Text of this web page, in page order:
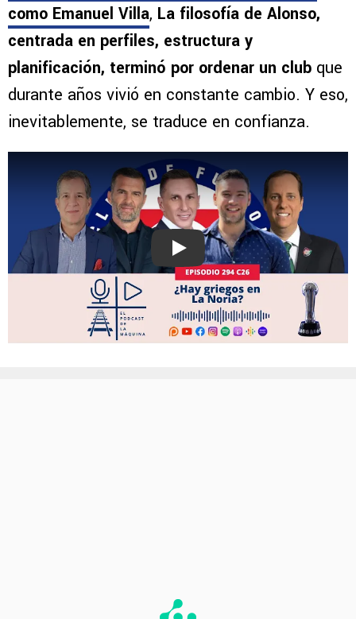
como Emanuel Villa, La filosofía de Alonso,
centrada en perfiles, estructura y
planificación, terminó por ordenar un club que
durante años vivió en constante cambio. Y eso,
inevitablemente, se traduce en confianza.
Play